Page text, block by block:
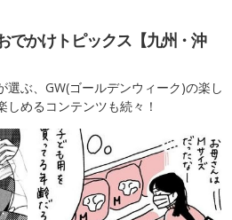
でかけトピックス【九州・沖
選ぶ、GW(ゴールデンウィーク)の楽し
しめるコンテンツも続々！